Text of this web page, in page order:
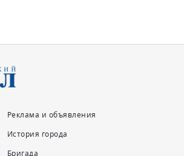
Реклама и объявления
История города
Бригада